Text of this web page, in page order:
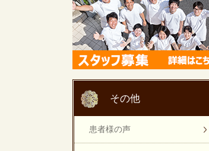
その他
患者様の声